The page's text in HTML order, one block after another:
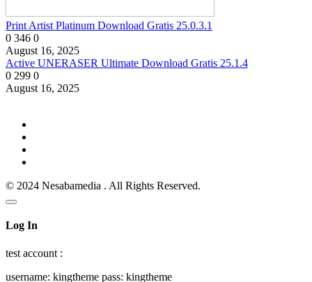
Print Artist Platinum Download Gratis 25.0.3.1
0 346 0
August 16, 2025
Active UNERASER Ultimate Download Gratis 25.1.4
0 299 0
August 16, 2025
© 2024 Nesabamedia . All Rights Reserved.
Log In
test account :
username: kingtheme pass: kingtheme